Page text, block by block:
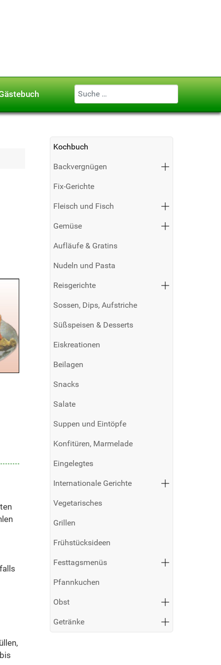
Geben Sie ...
Kochbuch
Backvergnügen
Fix-Gerichte
Fleisch und Fisch
Gemüse
Aufläufe & Gratins
Nudeln und Pasta
Reisgerichte
Sossen, Dips, Aufstriche
Süßspeisen & Desserts
Eiskreationen
Beilagen
Snacks
Salate
Suppen und Eintöpfe
Konfitüren, Marmelade
Eingelegtes
Internationale Gerichte
Vegetarisches
Grillen
Frühstücksideen
Festtagsmenüs
Pfannkuchen
Obst
Getränke